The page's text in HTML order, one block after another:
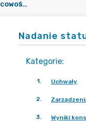
NADANIE STATUSU MIASTA MIEJSCOWOŚCI KIKÓŁ
Nadanie
Kategorie:
1. Uchwały
2.
3. Wyniki